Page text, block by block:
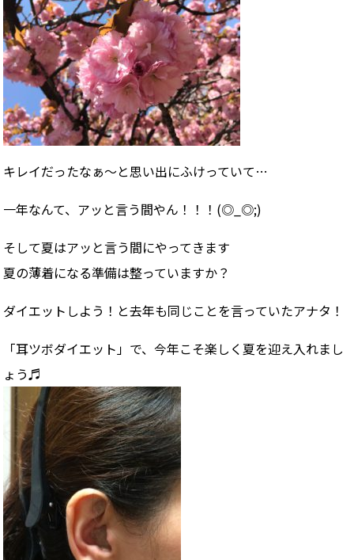
キレイだったなぁ〜と思い出にふけっていて…
一年なんて、アッと言う間やん！！！(◎_◎;)
そして夏はアッと言う間にやってきます
夏の薄着になる準備は整っていますか？
ダイエットしよう！と去年も同じことを言っていたアナタ！
「耳ツボダイエット」で、今年こそ楽しく夏を迎え入れまし
ょう♬